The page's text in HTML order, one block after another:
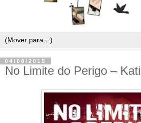
04/08/2015
No Limite do Perigo –